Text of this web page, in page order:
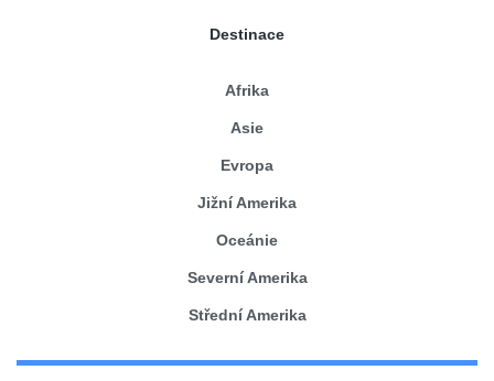
Destinace
Afrika
Asie
Evropa
Jižní Amerika
Oceánie
Severní Amerika
Střední Amerika